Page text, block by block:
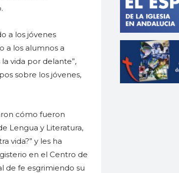
a los jóvenes
a los alumnos a
vida por delante”,
sobre los jóvenes,
cómo fueron
Lengua y Literatura,
vida?” y les ha
en el Centro de
de fe esgrimiendo su